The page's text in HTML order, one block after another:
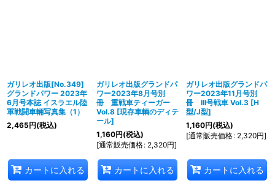
ガリレオ出版[No.349]
グランドパワー 2023年
6月号本誌 イスラエル陸
軍戦闘車輛写真集（1）
2,465円(税込)
カートに入れる
ガリレオ出版グランドパ
ワー2023年8月号別
冊 重戦車ティーガー
Vol.8 [現存車輌のディテ
ール]
1,160円(税込)
[通常販売価格: 2,320円]
カートに入れる
ガリレオ出版グランドパ
ワー2023年11月号別
冊 III号戦車 Vol.3 [H
型/J型]
1,160円(税込)
[通常販売価格: 2,320円]
カートに入れる